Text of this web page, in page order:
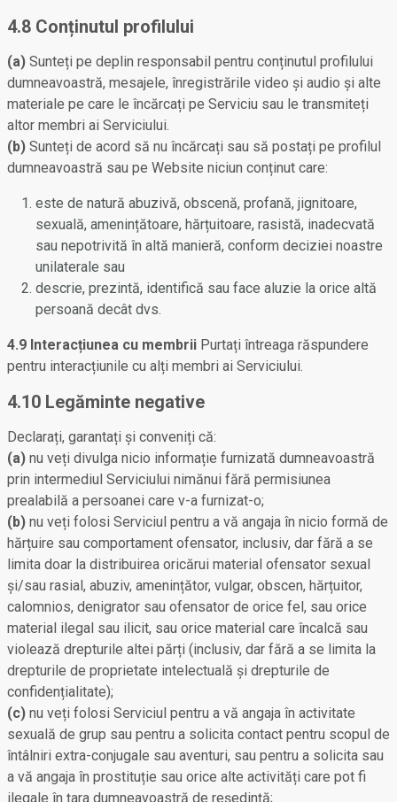
4.8 Conținutul profilului
(a) Sunteți pe deplin responsabil pentru conținutul profilului
dumneavoastră, mesajele, înregistrările video și audio și alte
materiale pe care le încărcați pe Serviciu sau le transmiteți
altor membri ai Serviciului.
(b) Sunteți de acord să nu încărcați sau să postați pe profilul
dumneavoastră sau pe Website niciun conținut care:
este de natură abuzivă, obscenă, profană, jignitoare,
sexuală, amenințătoare, hărțuitoare, rasistă, inadecvată
sau nepotrivită în altă manieră, conform deciziei noastre
unilaterale sau
descrie, prezintă, identifică sau face aluzie la orice altă
persoană decât dvs.
4.9 Interacțiunea cu membrii Purtați întreaga răspundere
pentru interacțiunile cu alți membri ai Serviciului.
4.10 Legăminte negative
Declarați, garantați și conveniți că:
(a) nu veți divulga nicio informație furnizată dumneavoastră
prin intermediul Serviciului nimănui fără permisiunea
prealabilă a persoanei care v-a furnizat-o;
(b) nu veți folosi Serviciul pentru a vă angaja în nicio formă de
hărțuire sau comportament ofensator, inclusiv, dar fără a se
limita doar la distribuirea oricărui material ofensator sexual
și/sau rasial, abuziv, amenințător, vulgar, obscen, hărțuitor,
calomnios, denigrator sau ofensator de orice fel, sau orice
material ilegal sau ilicit, sau orice material care încalcă sau
violează drepturile altei părți (inclusiv, dar fără a se limita la
drepturile de proprietate intelectuală și drepturile de
confidențialitate);
(c) nu veți folosi Serviciul pentru a vă angaja în activitate
sexuală de grup sau pentru a solicita contact pentru scopul de
întâlniri extra-conjugale sau aventuri, sau pentru a solicita sau
a vă angaja în prostituție sau orice alte activități care pot fi
ilegale în țara dumneavoastră de reședință;